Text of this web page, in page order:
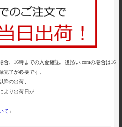
、16時までの入金確認、後払い.comの場合は16
了が必要です。
の出荷、
より出荷日が
て 」